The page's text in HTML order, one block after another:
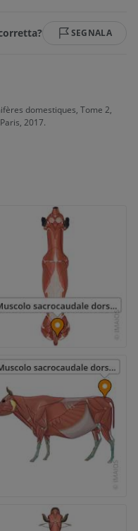
SEGNALA
domestiques, Tome 2,
2017.